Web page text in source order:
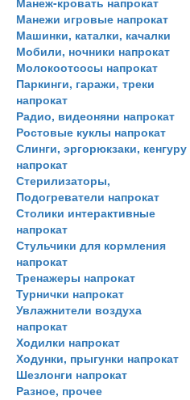
Манежи игровые напрокат
Машинки, каталки, качалки
Мобили, ночники напрокат
Молокоотсосы напрокат
Паркинги, гаражи, треки
напрокат
Радио, видеоняни напрокат
Ростовые куклы напрокат
Слинги, эргорюкзаки, кенгуру
напрокат
Стерилизаторы,
Подогреватели напрокат
Столики интерактивные
напрокат
Стульчики для кормления
напрокат
Тренажеры напрокат
Турнички напрокат
Увлажнители воздуха
напрокат
Ходилки напрокат
Ходунки, прыгунки напрокат
Шезлонги напрокат
Разное, прочее